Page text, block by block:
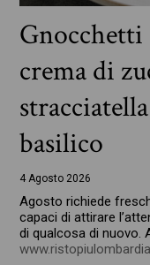
Gnocchetti
crema di
basilico
4 Agosto 2026
Agosto richiede
capaci di attirare
di qualcosa di nuovo.